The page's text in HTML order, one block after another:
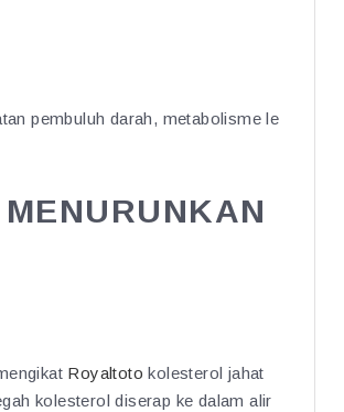
pembuluh darah, metabolisme le
Royaltoto kolesterol jahat
kolesterol diserap ke dalam alir